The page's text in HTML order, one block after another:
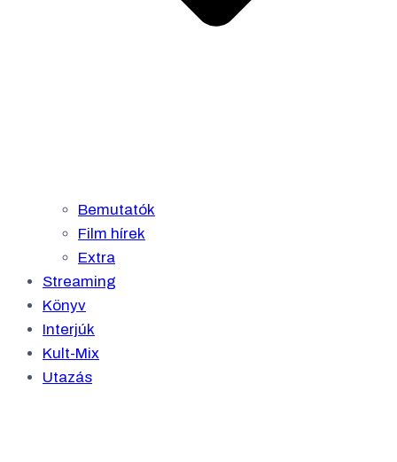
Bemutatók
Film hírek
Extra
Streaming
Könyv
Interjúk
Kult-Mix
Utazás